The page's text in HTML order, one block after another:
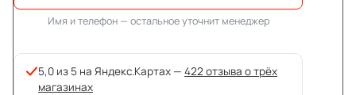
Имя и телефон — остальное уточнит менеджер
5,0 из 5 на Яндекс.Картах — 422 отзыва о трёх
магазинах